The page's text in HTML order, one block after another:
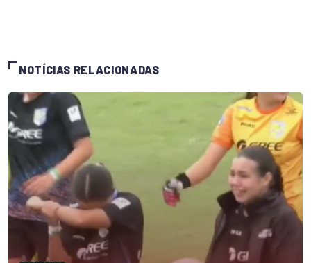
NOTÍCIAS RELACIONADAS